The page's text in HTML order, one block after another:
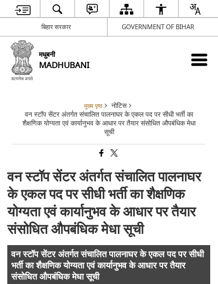
बिहार सरकार GOVERNMENT OF BIHAR
मधुबनी
MADHUBANI
मुख्य पृष्ठ
नोटिस
वन स्टॉप सेंटर अंतर्गत संचालित पालनाघर के एकल पद पर सीधी भर्ती का
शैक्षणिक योग्यता एवं कार्यानुभव के आधार पर तैयार संसोधित औपबंधिक मेधा
सूची
वन स्टॉप सेंटर अंतर्गत संचालित पालनाघर
के एकल पद पर सीधी भर्ती का शैक्षणिक
योग्यता एवं कार्यानुभव के आधार पर तैयार
संसोधित औपबंधिक मेधा सूची
वन स्टॉप सेंटर अंतर्गत संचालित पालनाघर के एकल पद पर सीधी
भर्ती का शैक्षणिक योग्यता एवं कार्यानुभव के आधार पर तैयार
संसोधित औपबंधिक मेधा सूची